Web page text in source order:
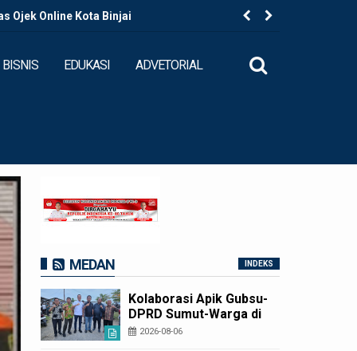
Ojek Online Kota Binjai
BISNIS EDUKASI ADVETORIAL
MEDAN INDEKS
Kolaborasi Apik Gubsu-
DPRD Sumut-Warga di
Nias Utara: Jalan Rusak
2026-08-06